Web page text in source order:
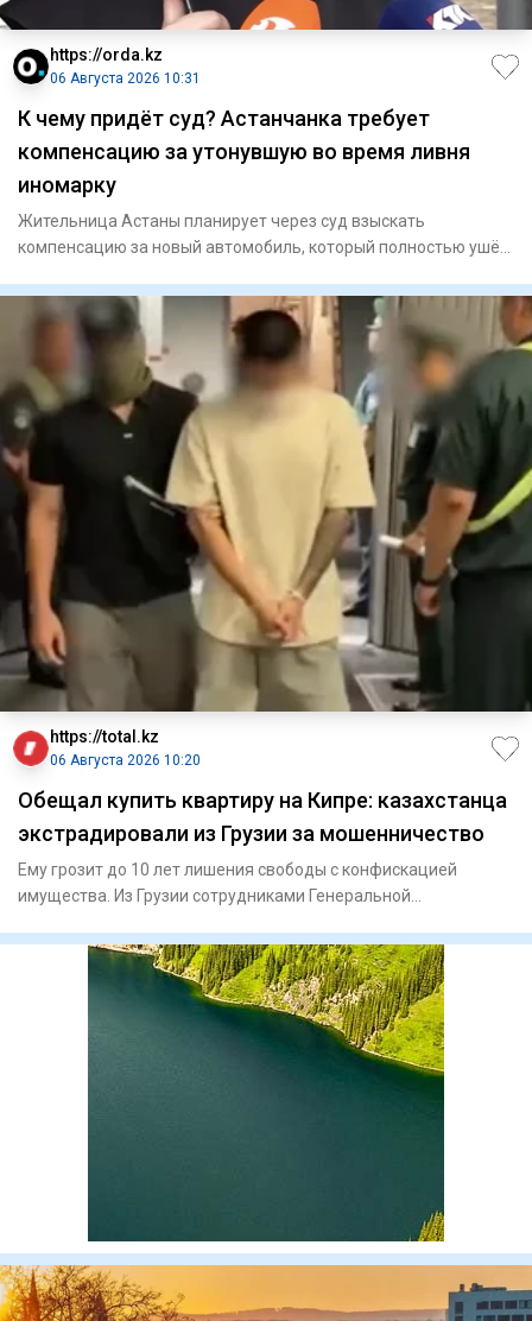
https://orda.kz
06 Августа 2026 10:31
К чему придёт суд? Астанчанка требует
компенсацию за утонувшую во время ливня
иномарку
Жительница Астаны планирует через суд взыскать
компенсацию за новый автомобиль, который полностью ушёл
https://total.kz
06 Августа 2026 10:20
Обещал купить квартиру на Кипре: казахстанца
экстрадировали из Грузии за мошенничество
Ему грозит до 10 лет лишения свободы с конфискацией
имущества. Из Грузии сотрудниками Генеральной